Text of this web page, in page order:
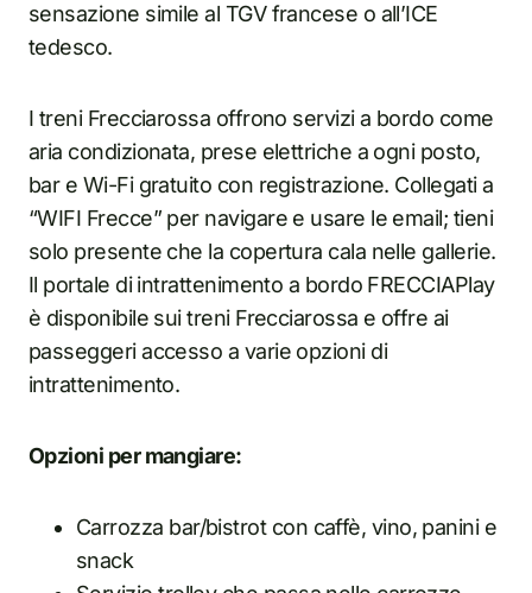
sensazione simile al TGV francese o all’ICE
tedesco.
I treni Frecciarossa offrono servizi a bordo come
aria condizionata, prese elettriche a ogni posto,
bar e Wi-Fi gratuito con registrazione. Collegati a
“WIFI Frecce” per navigare e usare le email; tieni
solo presente che la copertura cala nelle gallerie.
Il portale di intrattenimento a bordo FRECCIAPlay
è disponibile sui treni Frecciarossa e offre ai
passeggeri accesso a varie opzioni di
intrattenimento.
Opzioni per mangiare:
Carrozza bar/bistrot con caffè, vino, panini e
snack